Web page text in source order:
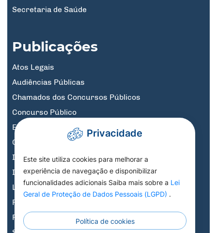
Secretaria de Saúde
Publicações
Atos Legais
Audiências Públicas
Chamados dos Concursos Públicos
Concurso Público
Educação
Governo Digital
Informativos
Informativos Licitações
Legislação, Decretos e Portarias
Previdência
Processo Seletivo
Privacidade
Este site utiliza cookies para melhorar a
experiência de navegação e disponibilizar
funcionalidades adicionais Saiba mais sobre a Lei
Geral de Proteção de Dados Pessoais (LGPD) .
Política de cookies